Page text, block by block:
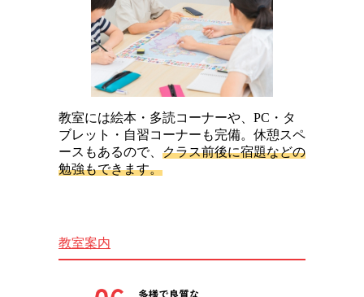
教室には絵本・多読コーナーや、PC・タ
ブレット・自習コーナーも完備。休憩スペ
ースもあるので、 クラス前後に宿題などの
勉強もできます。
教室案内